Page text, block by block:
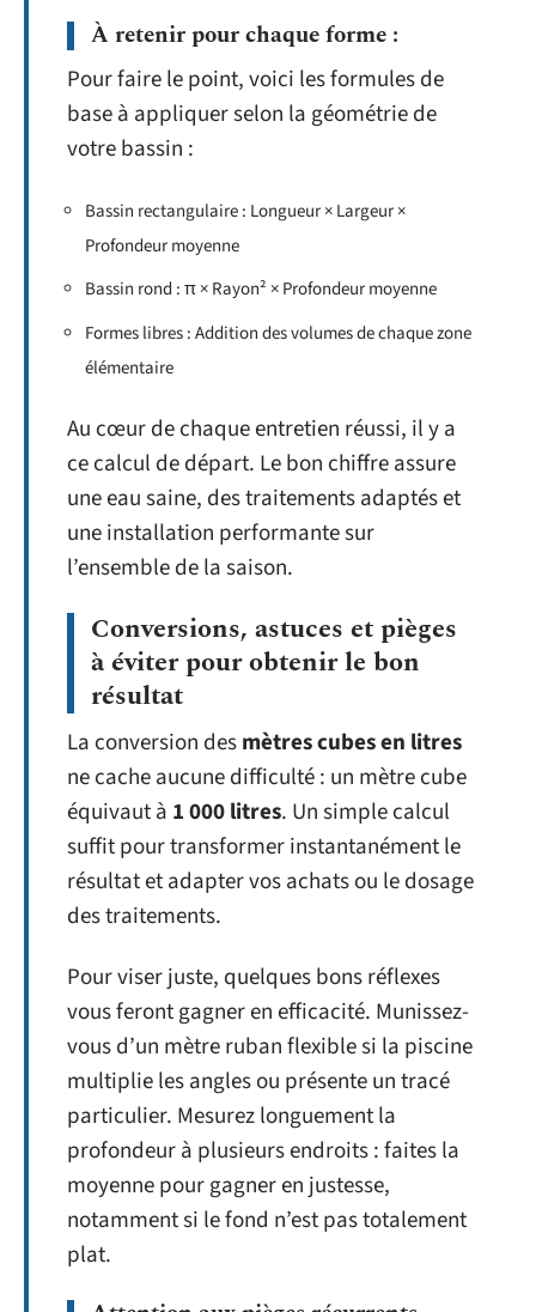
À retenir pour chaque forme :
Pour faire le point, voici les formules de
base à appliquer selon la géométrie de
votre bassin :
Bassin rectangulaire : Longueur × Largeur ×
Profondeur moyenne
Bassin rond : π × Rayon² × Profondeur moyenne
Formes libres : Addition des volumes de chaque zone
élémentaire
Au cœur de chaque entretien réussi, il y a
ce calcul de départ. Le bon chiffre assure
une eau saine, des traitements adaptés et
une installation performante sur
l’ensemble de la saison.
Conversions, astuces et pièges
à éviter pour obtenir le bon
résultat
La conversion desmètres cubes en litres
ne cache aucune difficulté : un mètre cube
équivaut à 1 000 litres. Un simple calcul
suffit pour transformer instantanément le
résultat et adapter vos achats ou le dosage
des traitements.
Pour viser juste, quelques bons réflexes
vous feront gagner en efficacité. Munissez-
vous d’un mètre ruban flexible si la piscine
multiplie les angles ou présente un tracé
particulier. Mesurez longuement la
profondeur à plusieurs endroits : faites la
moyenne pour gagner en justesse,
notamment si le fond n’est pas totalement
plat.